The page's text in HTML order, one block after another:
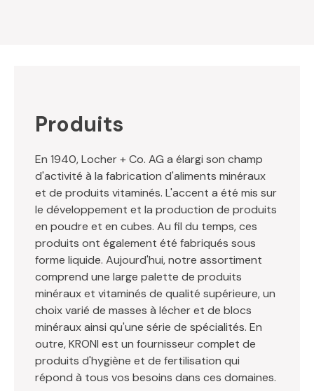
Produits
En 1940, Locher + Co. AG a élargi son champ
d'activité à la fabrication d'aliments minéraux
et de produits vitaminés. L'accent a été mis sur
le développement et la production de produits
en poudre et en cubes. Au fil du temps, ces
produits ont également été fabriqués sous
forme liquide. Aujourd'hui, notre assortiment
comprend une large palette de produits
minéraux et vitaminés de qualité supérieure, un
choix varié de masses à lécher et de blocs
minéraux ainsi qu'une série de spécialités. En
outre, KRONI est un fournisseur complet de
produits d'hygiène et de fertilisation qui
répond à tous vos besoins dans ces domaines.